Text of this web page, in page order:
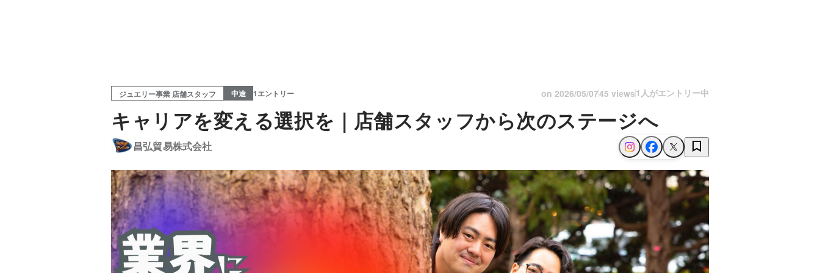
ジュエリー事業 店舗スタッフ 中途 1エントリー on 2026/05/0745 views1人がエントリー中
キャリアを変える選択を｜店舗スタッフから次のステージへ
昌弘貿易株式会社